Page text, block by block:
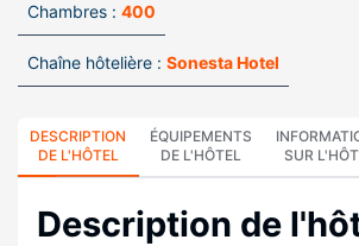
Chambres : 400
Chaîne hôtelière : Sonesta Hotel
DESCRIPTION
DE L'HÔTEL
ÉQUIPEMENTS
DE L'HÔTEL
SUR
Description de